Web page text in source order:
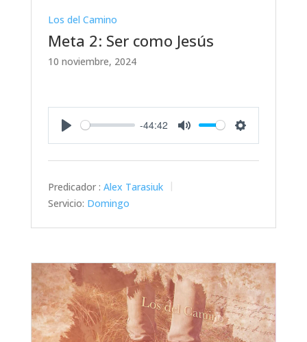
Los del Camino
Meta 2: Ser como Jesús
10 noviembre, 2024
-44:42
Predicador : Alex Tarasiuk
Servicio: Domingo